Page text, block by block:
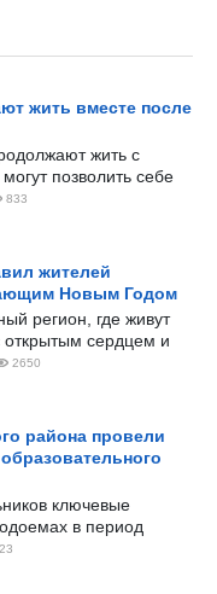
жить вместе после
жить с
позволить себе
833
жителей
Новым Годом
регион, где живут
сердцем и
2650
района провели
ключевые
в период